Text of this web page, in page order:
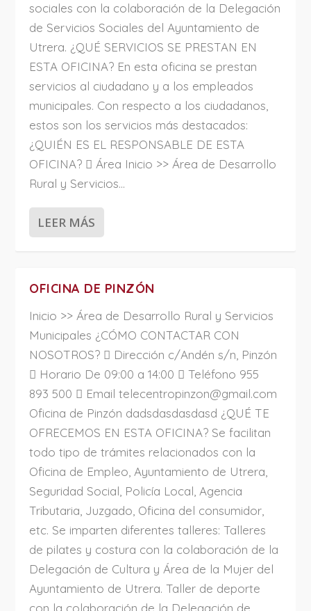
sociales con la colaboración de la Delegación
de Servicios Sociales del Ayuntamiento de
Utrera. ¿QUÉ SERVICIOS SE PRESTAN EN
ESTA OFICINA? En esta oficina se prestan
servicios al ciudadano y a los empleados
municipales. Con respecto a los ciudadanos,
estos son los servicios más destacados:
¿QUIÉN ES EL RESPONSABLE DE ESTA
OFICINA?  Área Inicio >> Área de Desarrollo
Rural y Servicios...
LEER MÁS
OFICINA DE PINZÓN
Inicio >> Área de Desarrollo Rural y Servicios
Municipales ¿CÓMO CONTACTAR CON
NOSOTROS?  Dirección c/Andén s/n, Pinzón
 Horario De 09:00 a 14:00  Teléfono 955
893 500  Email telecentropinzon@gmail.com
Oficina de Pinzón dadsdasdasdasd ¿QUÉ TE
OFRECEMOS EN ESTA OFICINA? Se facilitan
todo tipo de trámites relacionados con la
Oficina de Empleo, Ayuntamiento de Utrera,
Seguridad Social, Policía Local, Agencia
Tributaria, Juzgado, Oficina del consumidor,
etc. Se imparten diferentes talleres: Talleres
de pilates y costura con la colaboración de la
Delegación de Cultura y Área de la Mujer del
Ayuntamiento de Utrera. Taller de deporte